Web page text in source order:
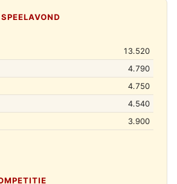
13.520
4.790
4.750
4.540
3.900